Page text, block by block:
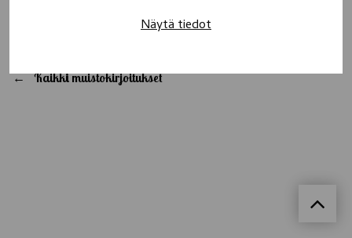
Näytä tiedot
Kaikki muistokirjoitukset